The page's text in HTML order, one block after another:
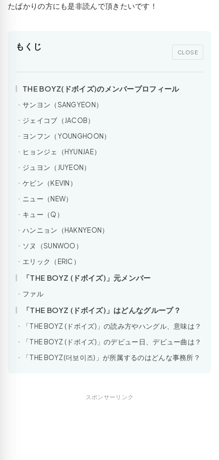
たばかりの方にも是非読んで頂きたいです！
もくじ
CLOSE
THE BOYZ(ドボイズ)のメンバープロフィール
サンヨン（SANGYEON）
ジェイコブ（JACOB）
ヨンフン（YOUNGHOON）
ヒョンジェ（HYUNJAE）
ジュヨン（JUYEON）
ケビン（KEVIN）
ニュー（NEW）
キュー（Q）
ハンニョン（HAKNYEON）
ソヌ（SUNWOO）
エリック（ERIC）
「THE BOYZ (ドボイズ)」元メンバー
ファル
「THE BOYZ (ドボイズ)」はどんなグループ？
「THE BOYZ (ドボイズ)」の読み方やハングル、意味は？
「THE BOYZ (ドボイズ)」のデビュー日、デビュー曲は？
「THE BOYZ(더보이즈)」が所属するのはどんな事務所？
スポンサーリンク